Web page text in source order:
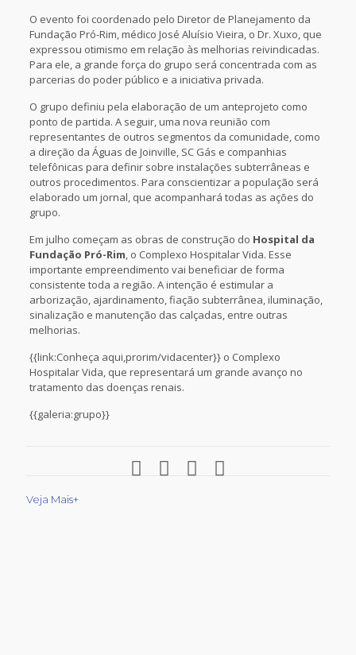
O evento foi coordenado pelo Diretor de Planejamento da
Fundação Pró-Rim, médico José Aluísio Vieira, o Dr. Xuxo, que
expressou otimismo em relação às melhorias reivindicadas.
Para ele, a grande força do grupo será concentrada com as
parcerias do poder público e a iniciativa privada.
O grupo definiu pela elaboração de um anteprojeto como
ponto de partida. A seguir, uma nova reunião com
representantes de outros segmentos da comunidade, como
a direção da Águas de Joinville, SC Gás e companhias
telefônicas para definir sobre instalações subterrâneas e
outros procedimentos. Para conscientizar a população será
elaborado um jornal, que acompanhará todas as ações do
grupo.
Em julho começam as obras de construção do Hospital da
Fundação Pró-Rim, o Complexo Hospitalar Vida. Esse
importante empreendimento vai beneficiar de forma
consistente toda a região. A intenção é estimular a
arborização, ajardinamento, fiação subterrânea, iluminação,
sinalização e manutenção das calçadas, entre outras
melhorias.
{{link:Conheça aqui,prorim/vidacenter}} o Complexo
Hospitalar Vida, que representará um grande avanço no
tratamento das doenças renais.
{{galeria:grupo}}
Veja Mais+